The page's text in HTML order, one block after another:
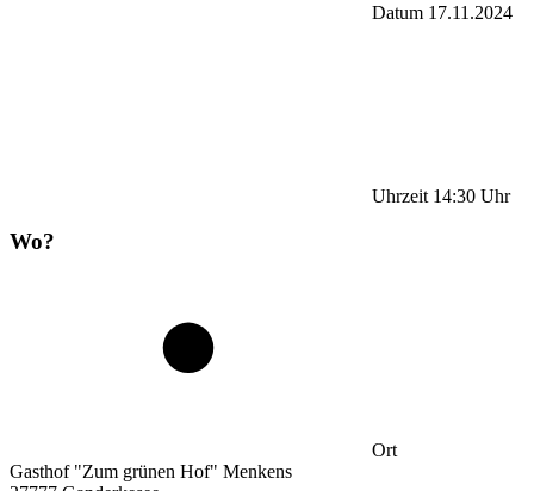
Datum 17.11.2024
Uhrzeit 14:30 Uhr
Wo?
Ort
Gasthof "Zum grünen Hof" Menkens